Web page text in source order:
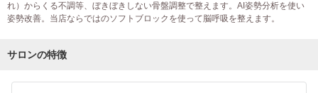
れ）からくる不調等、ぼきぼきしない骨盤調整で整えます。AI姿勢分析を使い
姿勢改善。当店ならではのソフトブロックを使って脳呼吸を整えます。
サロンの特徴